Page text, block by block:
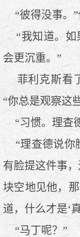
“彼得没事。”
“我知道。如
会更沉重。”
菲利克斯看
“你总是观察这
“习惯。理查
“理查德说你
有脸提这件事
块空地见他，
道，什么才是‘
“马丁呢？”